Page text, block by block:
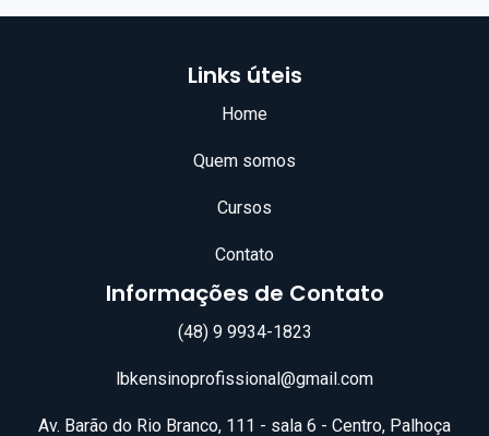
Links úteis
Home
Quem somos
Cursos
Contato
Informações de Contato
(48) 9 9934-1823
lbkensinoprofissional@gmail.com
Av. Barão do Rio Branco, 111 - sala 6 - Centro, Palhoça